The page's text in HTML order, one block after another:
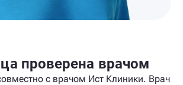
проверена врачом
с врачом Ист Клиники. Врач